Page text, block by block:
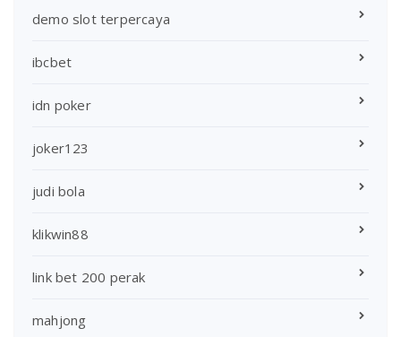
demo slot terpercaya
ibcbet
idn poker
joker123
judi bola
klikwin88
link bet 200 perak
mahjong